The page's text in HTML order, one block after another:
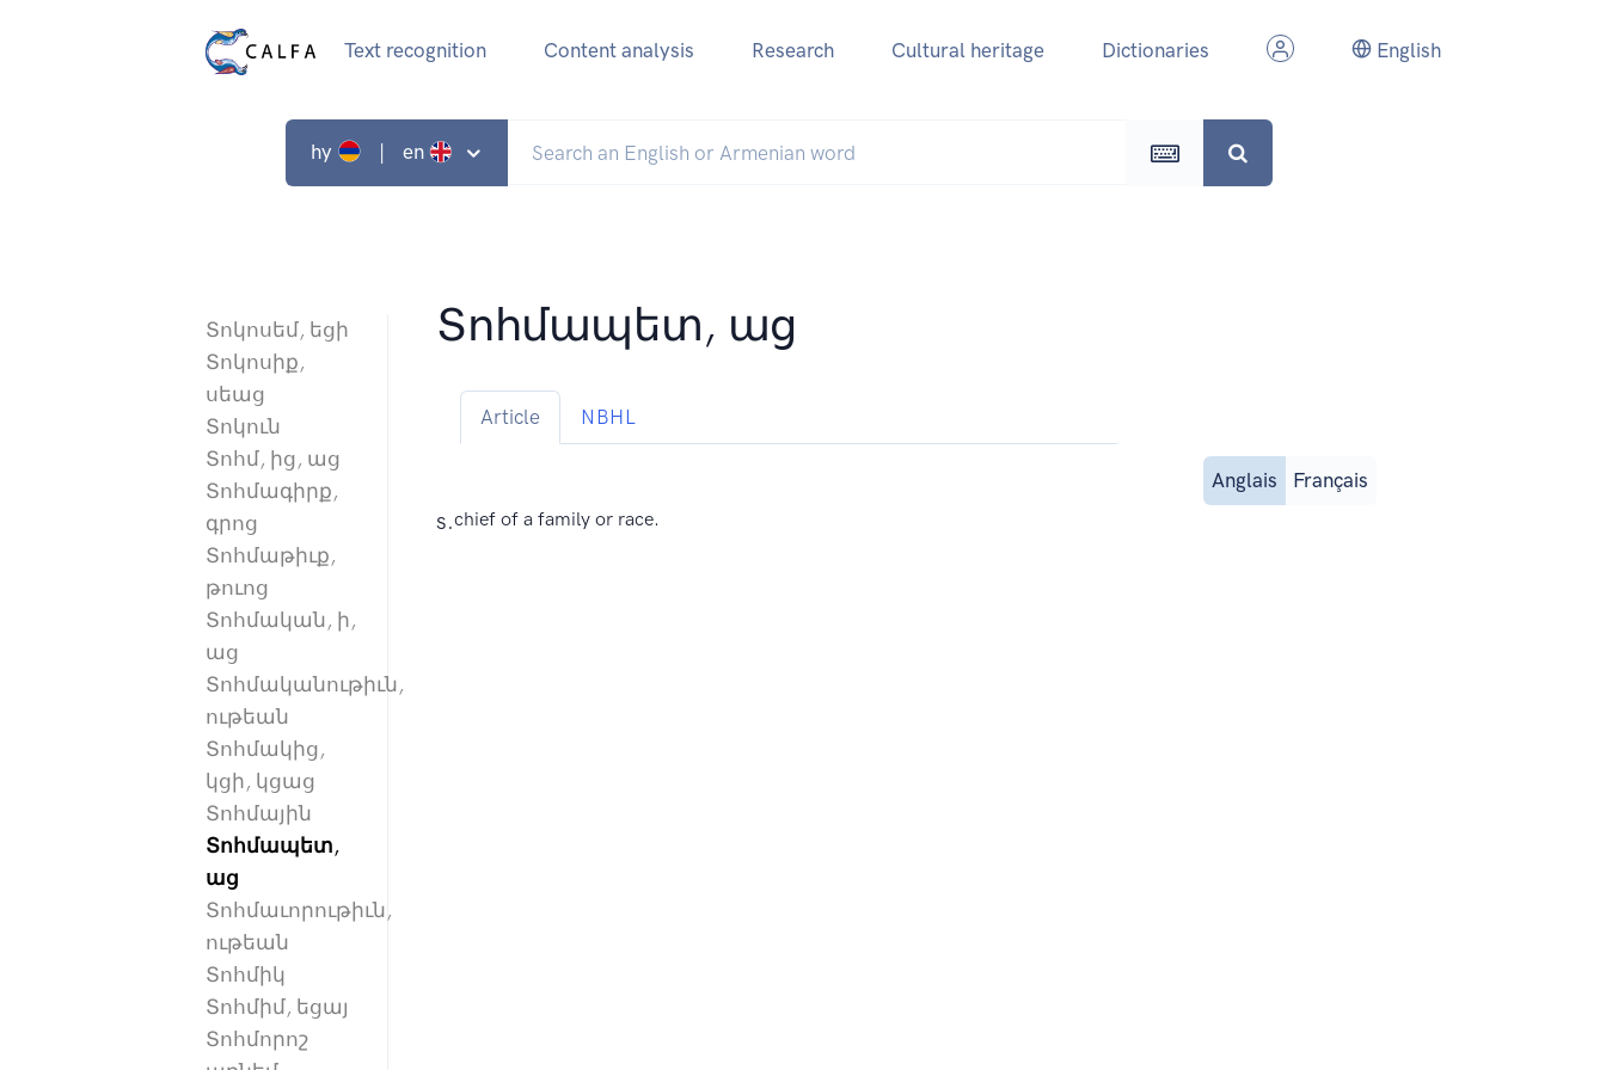
Text recognition Content analysis Research Cultural heritage Dictionaries English
hy | en
Տոկոսեմ, եցի
Տոկոսիք,
սեաց
Տոկուն
Տոհմ, ից, աց
Տոհմագիրք,
գրոց
Տոհմաթիւք,
թուոց
Տոհմական, ի,
աց
Տոհմականութիւն,
ութեան
Տոհմակից,
կցի, կցաց
Տոհմային
Տոհմապետ,
աց
Տոհմաւորութիւն,
ութեան
Տոհմիկ
Տոհմիմ, եցայ
Տոհմորոշ
Տոհմապետ, աց
Article NBHL
Anglais Français
s.chief of a family or race.